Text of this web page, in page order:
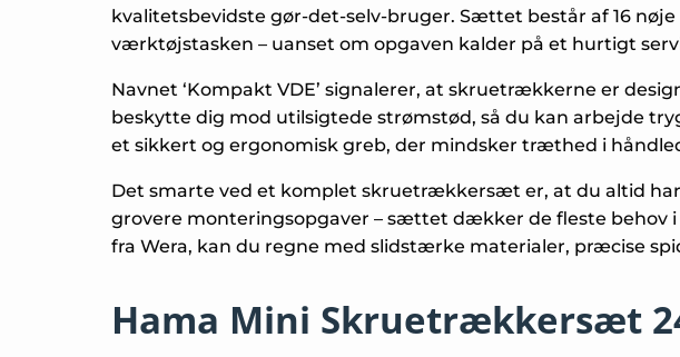
kvalitetsbevidste gør-det-selv-bruger. Sættet består af 16
værktøjstasken – uanset om opgaven kalder på et hurtigt
Navnet ‘Kompakt VDE’ signalerer, at skruetrækkerne er
beskytte dig mod utilsigtede strømstød, så du kan arbejde
et sikkert og ergonomisk greb, der mindsker træthed i
Det smarte ved et komplet skruetrækkersæt er, at du altid
grovere monteringsopgaver – sættet dækker de fleste behov
fra Wera, kan du regne med slidstærke materialer, præcise
Hama Mini Skruetrækkersæt